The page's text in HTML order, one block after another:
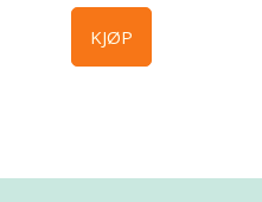
KJØP